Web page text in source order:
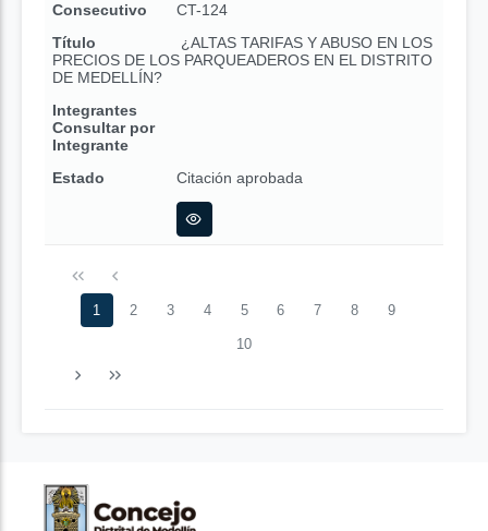
Consecutivo
CT-124
Título
¿ALTAS TARIFAS Y ABUSO EN LOS
PRECIOS DE LOS PARQUEADEROS EN EL DISTRITO
DE MEDELLÍN?
Integrantes
Consultar por
Integrante
Estado
Citación aprobada
1 2 3 4 5 6 7 8 9
10